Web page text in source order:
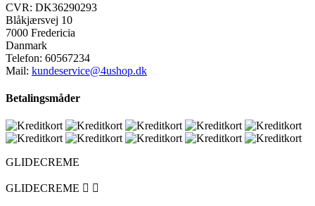
CVR: DK36290293
Blåkjærsvej 10
7000 Fredericia
Danmark
Telefon: 60567234
Mail: kundeservice@4ushop.dk
Betalingsmåder
GLIDECREME
GLIDECREME  